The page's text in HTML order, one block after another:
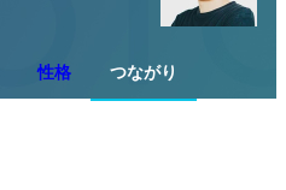
性格 つながり